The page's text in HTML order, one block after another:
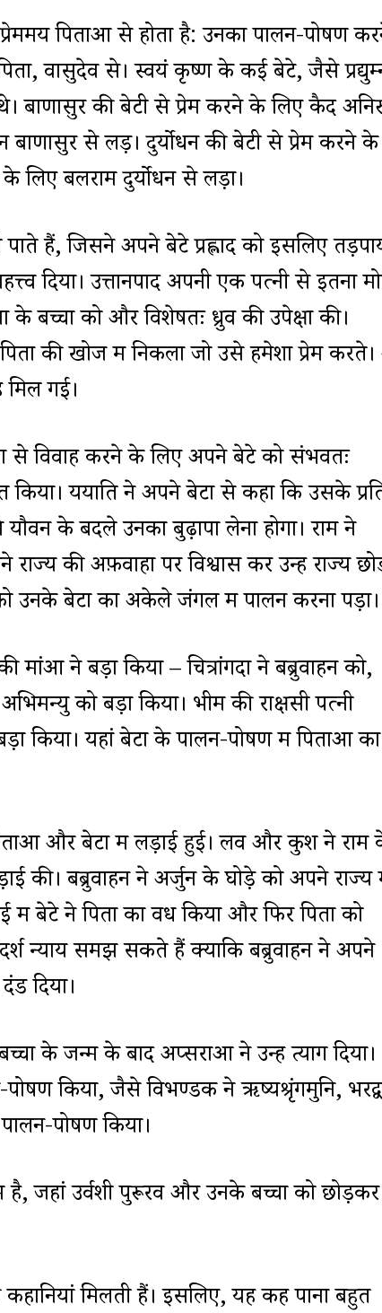
पिताओं से होता है: उनका पालन-पोषण
वासुदेव से। स्वयं कृष्ण के कई बेटे, जैसे
बाणासुर की बेटी से प्रेम करने के लिए कैद
बाणासुर से लड़ें। दुर्योधन की बेटी से प्रेम करने के
बलराम दुर्योधन से लड़ा।
हैं, जिसने अपने बेटे प्रह्लाद को इसलिए
दिया। उत्तानपाद अपनी एक पत्नी से इतना
बच्चों को और विशेषतः ध्रुव की उपेक्षा की।
की खोज में निकला जो उसे हमेशा प्रेम
गई।
से विवाह करने के लिए अपने बेटे को संभवतः
ययाति ने अपने बेटों से कहा कि उसके
के बदले उनका बुढ़ापा लेना होगा। राम ने
राज्य की अफ़वाहों पर विश्वास कर उन्हें राज्य
उनके बेटों का अकेले जंगल में पालन करना पड़ा।
ने बड़ा किया – चित्रांगदा ने बब्रुवाहन को,
को बड़ा किया। भीम की राक्षसी पत्नी
किया। यहां बेटों के पालन-पोषण में पिताओं का
और बेटों में लड़ाई हुई। लव और कुश ने राम
की। बब्रुवाहन ने अर्जुन के घोड़े को अपने राज्य
बेटे ने पिता का वध किया और फिर पिता को
न्याय समझ सकते हैं क्योंकि बब्रुवाहन ने अपने
दिया।
के जन्म के बाद अप्सराओं ने उन्हें त्याग दिया।
किया, जैसे विभण्डक ने ऋष्यश्रृंगमुनि,
पोषण किया।
जहां उर्वशी पुरूरव और उनके बच्चों को छोड़कर
कहानियां मिलती हैं। इसलिए, यह कह पाना बहुत